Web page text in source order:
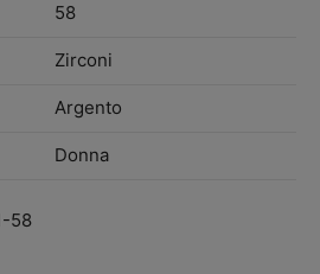
58
Zirconi
Argento
Donna
58